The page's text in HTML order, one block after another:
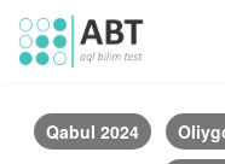
Qabul 2024